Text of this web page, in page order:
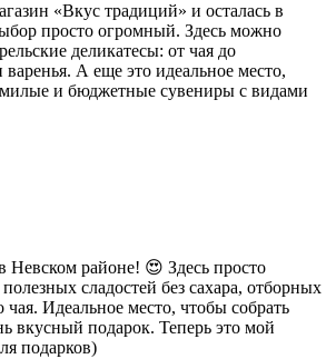
«Вкус традиций» и осталась в
просто огромный. Здесь можно
деликатесы: от чая до
А еще это идеальное место,
и бюджетные сувениры с видами
Невском районе! 😍 Здесь просто
сладостей без сахара, отборных
чая. Идеальное место, чтобы собрать
вкусный подарок. Теперь это мой
подарков)